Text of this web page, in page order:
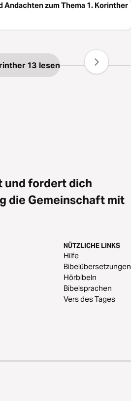
Andachten zum Thema 1. Korinther
13 lesen
und fordert dich
die Gemeinschaft mit
NÜTZLICHE LINKS
Hilfe
Bibelübersetzungen
Hörbibeln
Bibelsprachen
Vers des Tages